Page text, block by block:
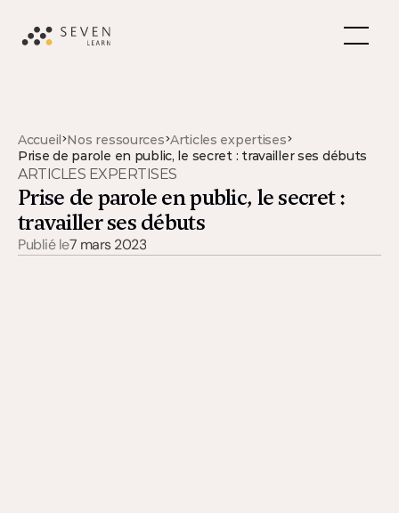
Accueil>Nos ressources>Articles expertises>
Prise de parole en public, le secret : travailler ses débuts
ARTICLES EXPERTISES
Prise de parole en public, le secret :
travailler ses débuts
Publié le7 mars 2023